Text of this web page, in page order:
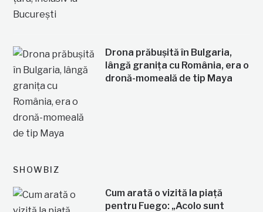
Drona prăbușită în Bulgaria,
lângă granița cu România, era o
dronă-momeală de tip Maya
SHOWBIZ
Cum arată o vizită la piață
pentru Fuego: „Acolo sunt